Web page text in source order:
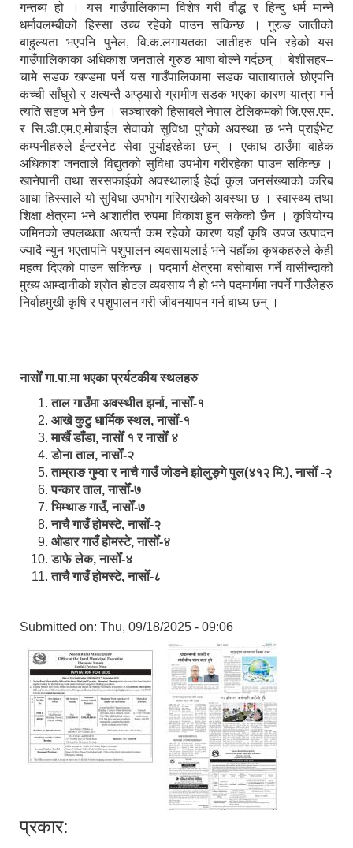
गन्तब्य हो । यस गाउँपालिकामा विशेष गरी वौद्ध र हिन्दु धर्म मान्ने
धर्मावलम्बीको हिस्सा उच्च रहेको पाउन सकिन्छ । गुरुङ जातीको
बाहुल्यता भएपनि पुनेल, वि.क.लगायतका जातीहरु पनि रहेको यस
गाउँपालिकाका अधिकांश जनताले गुरुङ भाषा बोल्ने गर्दछन् । बेशीसहर–
चामे सडक खण्डमा पर्ने यस गाउँपालिकामा सडक यातायातले छोएपनि
कच्ची साँघुरो र अत्यन्तै अप्ठ्यारो ग्रामीण सडक भएका कारण यात्रा गर्न
त्यति सहज भने छैन । सञ्चारको हिसाबले नेपाल टेलिकमको जि.एस.एम.
र सि.डी.एम.ए.मोबाईल सेवाको सुविधा पुगेको अवस्था छ भने प्राईभेट
कम्पनीहरुले ईन्टरनेट सेवा पुर्याइरहेका छन् । एकाध ठाउँमा बाहेक
अधिकांश जनताले विद्युतको सुविधा उपभोग गरीरहेका पाउन सकिन्छ ।
खानेपानी तथा सरसफाईको अवस्थालाई हेर्दा कुल जनसंख्याको करिब
आधा हिस्साले यो सुविधा उपभोग गरिराखेको अवस्था छ । स्वास्थ्य तथा
शिक्षा क्षेत्रमा भने आशातीत रुपमा विकाश हुन सकेको छैन । कृषियोग्य
जमिनको उपलब्धता अत्यन्तै कम रहेको कारण यहाँ कृषि उपज उत्पादन
ज्यादै न्युन भएतापनि पशुपालन व्यवसायलाई भने यहाँका कृषकहरुले केही
महत्व दिएको पाउन सकिन्छ । पदमार्ग क्षेत्रमा बसोबास गर्ने वासीन्दाको
मुख्य आम्दानीको श्रोत होटल व्यवसाय नै हो भने पदमार्गमा नपर्ने गाउँलेहरु
निर्वाहमुखी कृषि र पशुपालन गरी जीवनयापन गर्न बाध्य छन् ।
नासोँ गा.पा.मा भएका प्रर्यटकीय स्थलहरु
ताल गाउँमा अवस्थीत झर्ना, नासोँ-१
आखे कुटु धार्मिक स्थल, नासोँ-१
मार्खै डाँडा, नासोँ १ र नासोँ ४
डाेना ताल, नासोँ-२
ताम्राङ गुम्वा र नाचै गाउँ जोडने झोलुङ्गे पुल(४१२ मि.), नासोँ -२
पन्कार ताल, नासोँ-७
भिम्थाङ गाउँ, नासोँ-७
नाचै गाउँ होमस्टे, नासोँ-२
ओ‍‍‌डार गाउँ होमस्टे, नासोँ-४
डाफे लेक, नासोँ-४
ताचै गाउँ होमस्टे, नासोँ-८
Submitted on: Thu, 09/18/2025 - 09:06
प्रकार: